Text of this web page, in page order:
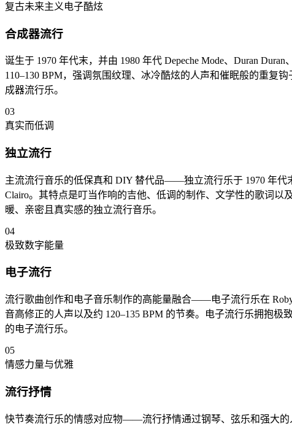
复古未来主义电子酷炫
合成器流行
诞生于 1970 年代末，并由 1980 年代 Depeche Mode、Duran
110–130 BPM，强调氛围纹理、冰冷酷炫的人声和催眠般的重复
成器流行乐。
03
真实而低调
独立流行
主流流行音乐的低保真和 DIY 替代品——独立流行乐于 1970 年代末
Clairo。其特点是叮当作响的吉他、低调的制作、文学性的歌词以
暖、亲密且真实感的独立流行音乐。
04
极致数字能量
电子流行
流行歌曲创作和电子音乐制作的高能量融合——电子流行乐在
音高修正的人声以及约 120–135 BPM 的节奏。电子流行乐拥抱
的电子流行乐。
05
情感力量与优雅
流行抒情
快节奏流行乐的情感对应物——流行抒情通过钢琴、弦乐和强大的